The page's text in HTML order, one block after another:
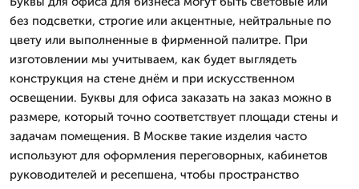
без подсветки, строгие или акцентные, нейтральные по
цвету или выполненные в фирменной палитре. При
изготовлении мы учитываем, как будет выглядеть
конструкция на стене днём и при искусственном
освещении. Буквы для офиса заказать на заказ можно в
размере, который точно соответствует площади стены и
задачам помещения. В Москве такие изделия часто
используют для оформления переговорных, кабинетов
руководителей и ресепшена, чтобы пространство